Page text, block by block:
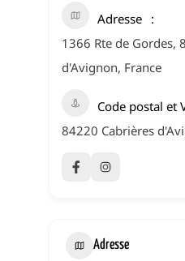
Adresse
1366 Rte de Gordes,
d'Avignon, France
Code postal et
84220 Cabrières
Adresse